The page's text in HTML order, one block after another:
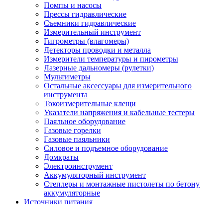
Помпы и насосы
Прессы гидравлические
Съемники гидравлические
Измерительный инструмент
Гигрометры (влагомеры)
Детекторы проводки и металла
Измерители температуры и пирометры
Лазерные дальномеры (рулетки)
Мультиметры
Остальные аксессуары для измерительного
инструмента
Токоизмерительные клещи
Указатели напряжения и кабельные тестеры
Паяльное оборудование
Газовые горелки
Газовые паяльники
Силовое и подъемное оборудование
Домкраты
Электроинструмент
Аккумуляторный инструмент
Степлеры и монтажные пистолеты по бетону
аккумуляторные
Источники питания